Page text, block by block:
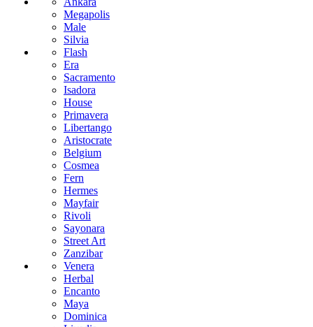
Megapolis
Male
Silvia
Flash
Era
Sacramento
Isadora
House
Primavera
Libertango
Aristocrate
Belgium
Cosmea
Fern
Hermes
Mayfair
Rivoli
Sayonara
Street Art
Zanzibar
Venera
Herbal
Encanto
Maya
Dominica